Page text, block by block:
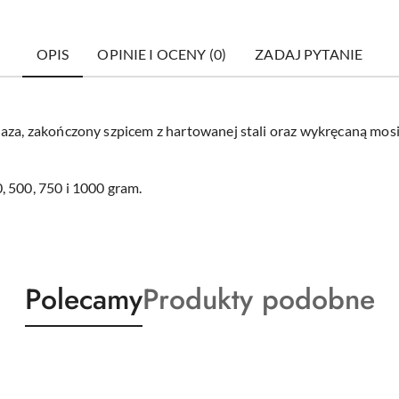
OPIS OPINIE I OCENY (0) ZADAJ PYTANIE
zakończony szpicem z hartowanej stali oraz wykręcaną
500, 750 i 1000 gram.
Produkty
o
PolecamyProdukty
o
Produkty podobne